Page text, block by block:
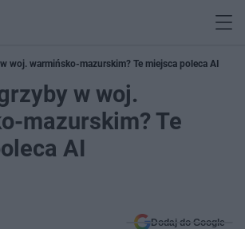
woj. warmińsko-mazurskim? Te miejsca poleca AI
w woj.
mazurskim? Te
AI
Dodaj do Google